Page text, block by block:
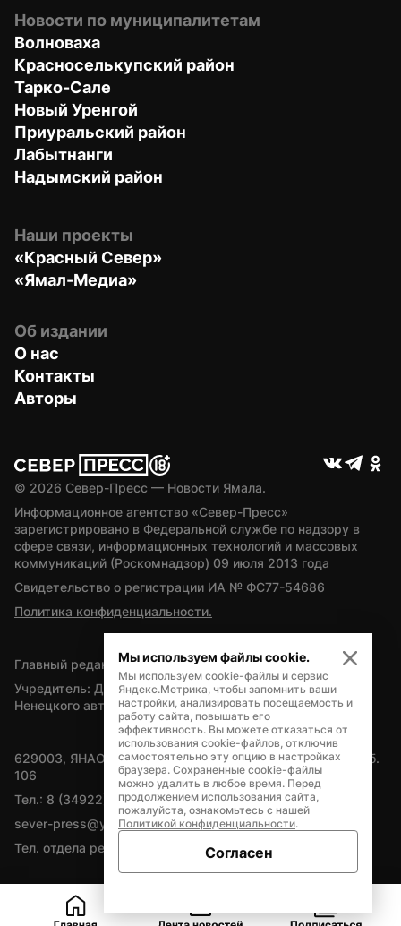
Новости по муниципалитетам
Волноваха
Красноселькупский район
Тарко-Сале
Новый Уренгой
Приуральский район
Лабытнанги
Надымский район
Наши проекты
«Красный Север»
«Ямал-Медиа»
Об издании
О нас
Контакты
Авторы
© 2026 Север-Пресс — Новости Ямала.
Информационное агентство «Север-Пресс»
зарегистрировано в Федеральной службе по надзору в
сфере связи, информационных технологий и массовых
коммуникаций (Роскомнадзор) 09 июля 2013 года
Свидетельство о регистрации ИА № ФС77-54686
Политика конфиденциальности.
Главный редактор — А.Л. Поздеев
Учредитель: Департамент внутренней политики Ямало-
Ненецкого автономного округа
629003, ЯНАО, Салехард, мкр. Богдана Кнунянца, д.1, каб.
106
Тел.: 8 (34922) 71262
sever-press@yamal-media.ru
Тел. отдела рекламы: 8 (34922) 42728
Мы используем файлы cookie.
Мы используем cookie-файлы и сервис
Яндекс.Метрика, чтобы запомнить ваши
настройки, анализировать посещаемость и
работу сайта, повышать его
эффективность. Вы можете отказаться от
использования cookie-файлов, отключив
самостоятельно эту опцию в настройках
браузера. Сохраненные cookie-файлы
можно удалить в любое время. Перед
продолжением использования сайта,
пожалуйста, ознакомьтесь с нашей
Политикой конфиденциальности.
Согласен